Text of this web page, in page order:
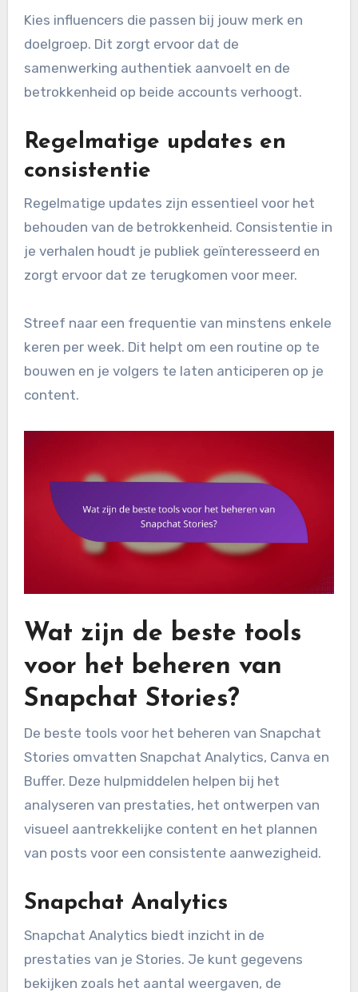
Kies influencers die passen bij jouw merk en
doelgroep. Dit zorgt ervoor dat de
samenwerking authentiek aanvoelt en de
betrokkenheid op beide accounts verhoogt.
Regelmatige updates en
consistentie
Regelmatige updates zijn essentieel voor het
behouden van de betrokkenheid. Consistentie in
je verhalen houdt je publiek geïnteresseerd en
zorgt ervoor dat ze terugkomen voor meer.
Streef naar een frequentie van minstens enkele
keren per week. Dit helpt om een routine op te
bouwen en je volgers te laten anticiperen op je
content.
Wat zijn de beste tools
voor het beheren van
Snapchat Stories?
De beste tools voor het beheren van Snapchat
Stories omvatten Snapchat Analytics, Canva en
Buffer. Deze hulpmiddelen helpen bij het
analyseren van prestaties, het ontwerpen van
visueel aantrekkelijke content en het plannen
van posts voor een consistente aanwezigheid.
Snapchat Analytics
Snapchat Analytics biedt inzicht in de
prestaties van je Stories. Je kunt gegevens
bekijken zoals het aantal weergaven, de